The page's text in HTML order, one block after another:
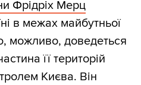
Фрідріх Мерц
в межах майбутньої
можливо, доведеться
її територій
Києва. Він